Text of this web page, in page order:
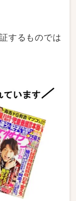
するものでは